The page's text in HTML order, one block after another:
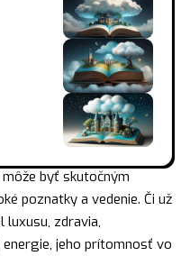
byť skutočným
poznatky a vedenie. Či už
zdravia,
jeho prítomnosť vo